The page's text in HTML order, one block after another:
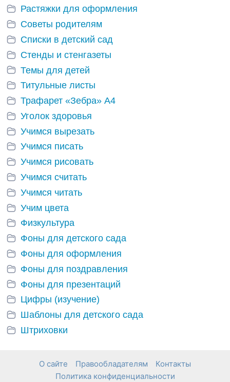
Растяжки для оформления
Советы родителям
Списки в детский сад
Стенды и стенгазеты
Темы для детей
Титульные листы
Трафарет «Зебра» А4
Уголок здоровья
Учимся вырезать
Учимся писать
Учимся рисовать
Учимся считать
Учимся читать
Учим цвета
Физкультура
Фоны для детского сада
Фоны для оформления
Фоны для поздравления
Фоны для презентаций
Цифры (изучение)
Шаблоны для детского сада
Штриховки
О сайте Правообладателям
Контакты
Политика конфиденциальности